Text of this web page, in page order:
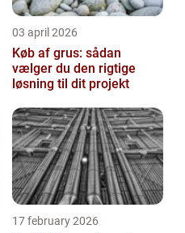
03 april 2026
Køb af grus: sådan
vælger du den rigtige
løsning til dit projekt
17 february 2026